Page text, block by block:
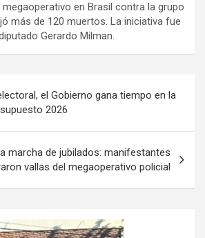
en Brasil contra la grupo
más de 120 muertos. La iniciativa fue
Gerardo Milman.
el Gobierno gana tiempo en la
2026
marcha de jubilados: manifestantes
vallas del megaoperativo policial